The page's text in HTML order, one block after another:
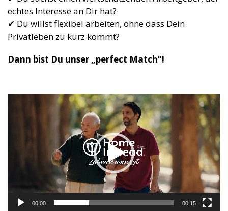
echtes Interesse an Dir hat?
✔ Du willst flexibel arbeiten, ohne dass Dein
Privatleben zu kurz kommt?
Dann bist Du unser „perfect Match“!
Video-
Player
00:00 00:15